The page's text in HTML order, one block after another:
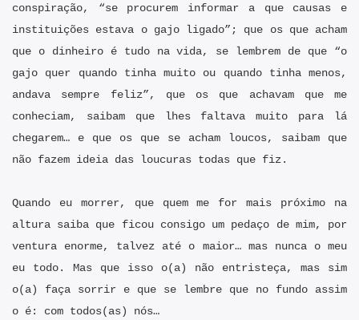
conspiração, “se procurem informar a que causas e
instituições estava o gajo ligado”; que os que acham
que o dinheiro é tudo na vida, se lembrem de que “o
gajo quer quando tinha muito ou quando tinha menos,
andava sempre feliz”, que os que achavam que me
conheciam, saibam que lhes faltava muito para lá
chegarem… e que os que se acham loucos, saibam que
não fazem ideia das loucuras todas que fiz.
Quando eu morrer, que quem me for mais próximo na
altura saiba que ficou consigo um pedaço de mim, por
ventura enorme, talvez até o maior… mas nunca o meu
eu todo. Mas que isso o(a) não entristeça, mas sim
o(a) faça sorrir e que se lembre que no fundo assim
o é: com todos(as) nós…